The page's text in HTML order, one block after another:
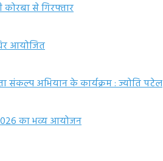
से गिरफ्तार
आयोजित
संकल्प अभियान के कार्यक्रम : ज्योति पटेल
का भव्य आयोजन